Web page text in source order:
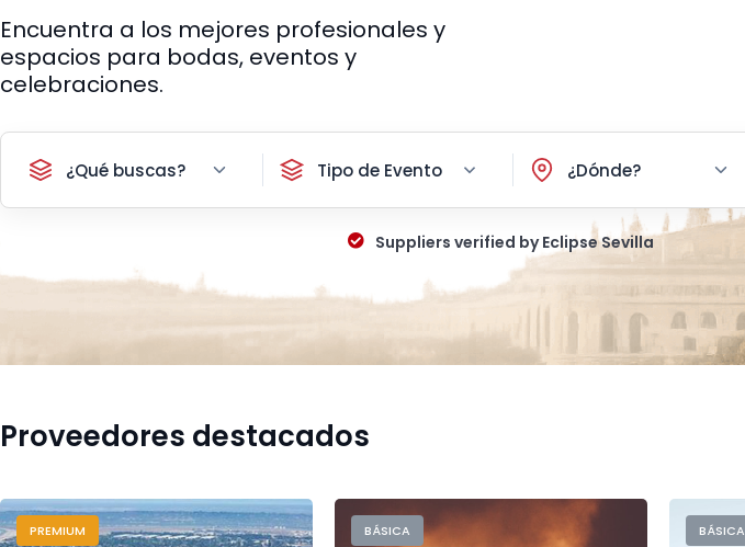
Encuentra a los mejores profesionales y
espacios para bodas, eventos y
celebraciones.
¿Qué buscas? Tipo de Evento ¿Dónde?
Suppliers verified by Eclipse Sevilla
Proveedores destacados
PREMIUM BÁSICA BÁSICA